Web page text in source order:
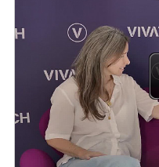
éditeur